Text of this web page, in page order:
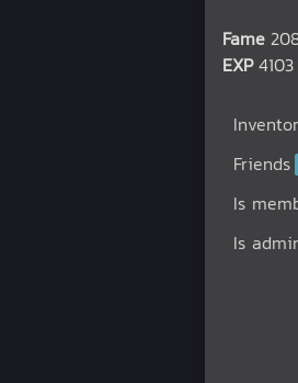
Fame
EXP 4103
Friends
Is
Is